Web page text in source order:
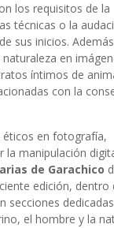
los requisitos de la
técnicas o la
sus inicios.
en
íntimos de
con la
en fotografía,
manipulación
de Garachico
edición, dentro
secciones
el hombre y la